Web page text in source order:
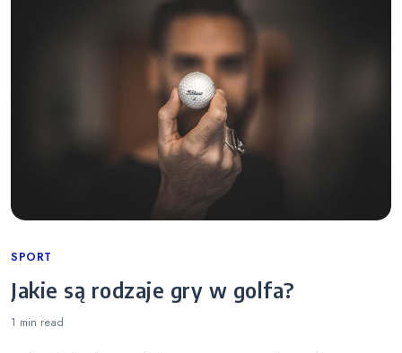
Categories
SPORT
Jakie są rodzaje gry w golfa?
1 min read